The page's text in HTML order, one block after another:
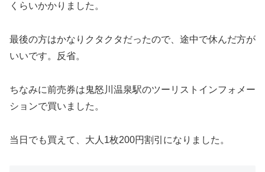
くらいかかりました。
最後の方はかなりクタクタだったので、途中で休んだ方が
いいです。反省。
ちなみに前売券は鬼怒川温泉駅のツーリストインフォメー
ションで買いました。
当日でも買えて、大人1枚200円割引になりました。